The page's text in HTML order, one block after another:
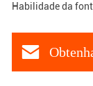
Habilidade da